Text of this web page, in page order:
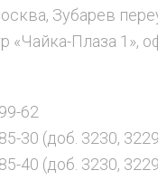
Зубарев
«Чайка-Плаза 1»,
62
30 (доб. 3230,
40 (доб. 3230,